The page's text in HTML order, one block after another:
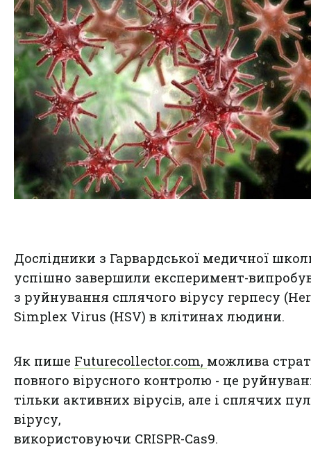
Дослідники з Гарвардської медичної
успішно завершили експеримент-
з руйнування сплячого вірусу герпесу
Simplex Virus (HSV) в клітинах людини.
Як пише Futurecollector.com, можлива
повного вірусного контролю - це
тільки активних вірусів, але і сплячих
вірусу,
використовуючи CRISPR-Cas9.